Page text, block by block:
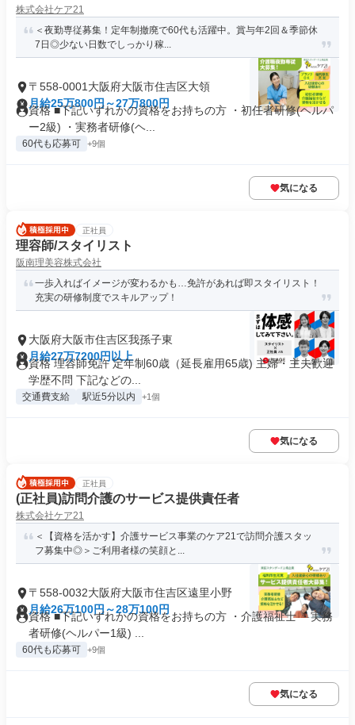
株式会社ケア21
＜夜勤専従募集！定年制撤廃で60代も活躍中。賞与年2回＆季節休
7日◎少ない日数でしっかり稼...
〒558-0001大阪府大阪市住吉区大領
月給25万800円～27万800円
資格 ■下記いずれかの資格をお持ちの方 ・初任者研修(ヘルパ
ー2級) ・実務者研修(ヘ...
60代も応募可 +9個
気になる
正社員
理容師/スタイリスト
阪南理美容株式会社
一歩入ればイメージが変わるかも…免許があれば即スタイリスト！
充実の研修制度でスキルアップ！
大阪府大阪市住吉区我孫子東
月給27万7200円以上
資格 理容師免許 定年制60歳（延長雇用65歳) 主婦・主夫歓迎
学歴不問 下記などの...
交通費支給 駅近5分以内 +1個
気になる
正社員
(正社員)訪問介護のサービス提供責任者
株式会社ケア21
＜【資格を活かす】介護サービス事業のケア21で訪問介護スタッ
フ募集中◎＞ご利用者様の笑顔と...
〒558-0032大阪府大阪市住吉区遠里小野
月給26万100円～28万100円
資格 ■下記いずれかの資格をお持ちの方 ・介護福祉士 ・実務
者研修(ヘルパー1級) ...
60代も応募可 +9個
気になる